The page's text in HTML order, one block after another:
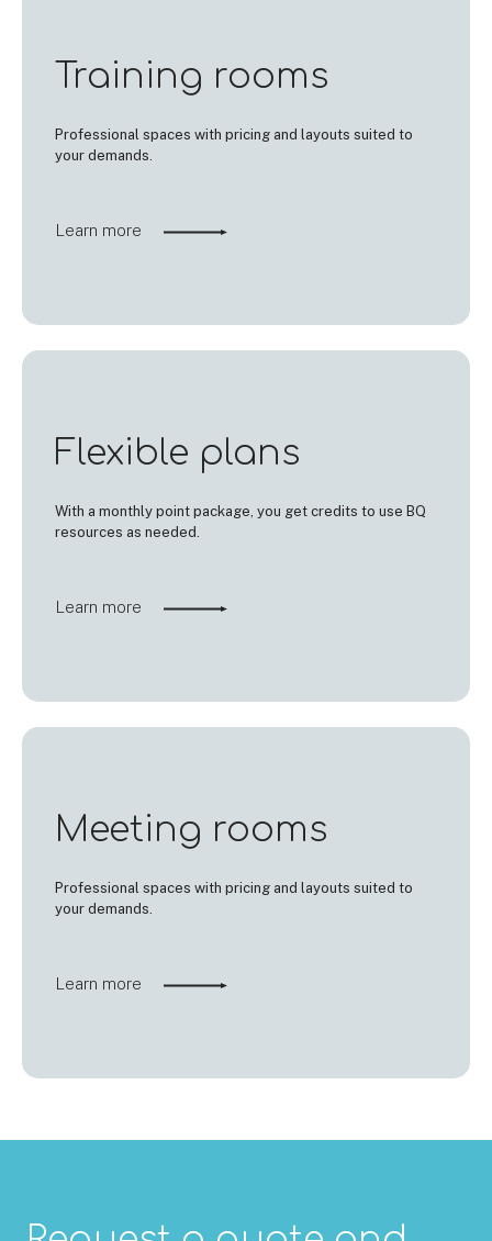
Training rooms
Professional spaces with pricing and layouts suited to
your demands.
Learn more
Flexible plans
With a monthly point package, you get credits to use BQ
resources as needed.
Learn more
Meeting rooms
Professional spaces with pricing and layouts suited to
your demands.
Learn more